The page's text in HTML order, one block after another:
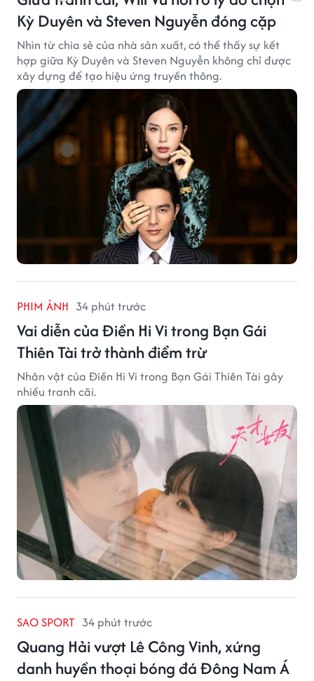
Kỳ Duyên và Steven Nguyễn đóng cặp
Nhìn từ chia sẻ của nhà sản xuất, có thể thấy sự kết
hợp giữa Kỳ Duyên và Steven Nguyễn không chỉ được
xây dựng để tạo hiệu ứng truyền thông.
PHIM ẢNH 34 phút trước
Vai diễn của Điền Hi Vi trong Bạn Gái
Thiên Tài trở thành điểm trừ
Nhân vật của Điền Hi Vi trong Bạn Gái Thiên Tài gây
nhiều tranh cãi.
SAO SPORT 34 phút trước
Quang Hải vượt Lê Công Vinh, xứng
danh huyền thoại bóng đá Đông Nam Á